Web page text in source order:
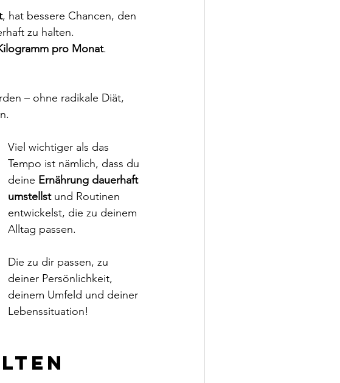
, hat bessere Chancen, den
zu halten.
pro Monat.
– ohne radikale Diät,
Viel wichtiger als das
Tempo ist nämlich, dass du
deine Ernährung dauerhaft
umstellst und Routinen
entwickelst, die zu deinem
Alltag passen.
Die zu dir passen, zu
deiner Persönlichkeit,
deinem Umfeld und deiner
Lebenssituation!